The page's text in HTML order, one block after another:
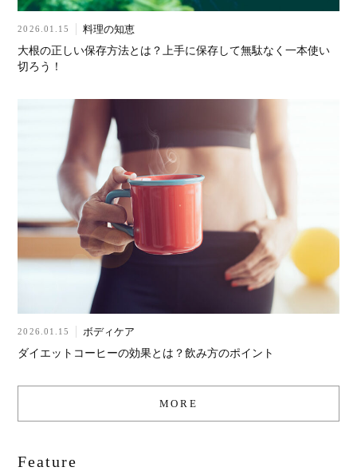
2026.01.15
料理の知恵
大根の正しい保存方法とは？上手に保存して無駄なく一本使い
切ろう！
2026.01.15
ボディケア
ダイエットコーヒーの効果とは？飲み方のポイント
MORE
Feature